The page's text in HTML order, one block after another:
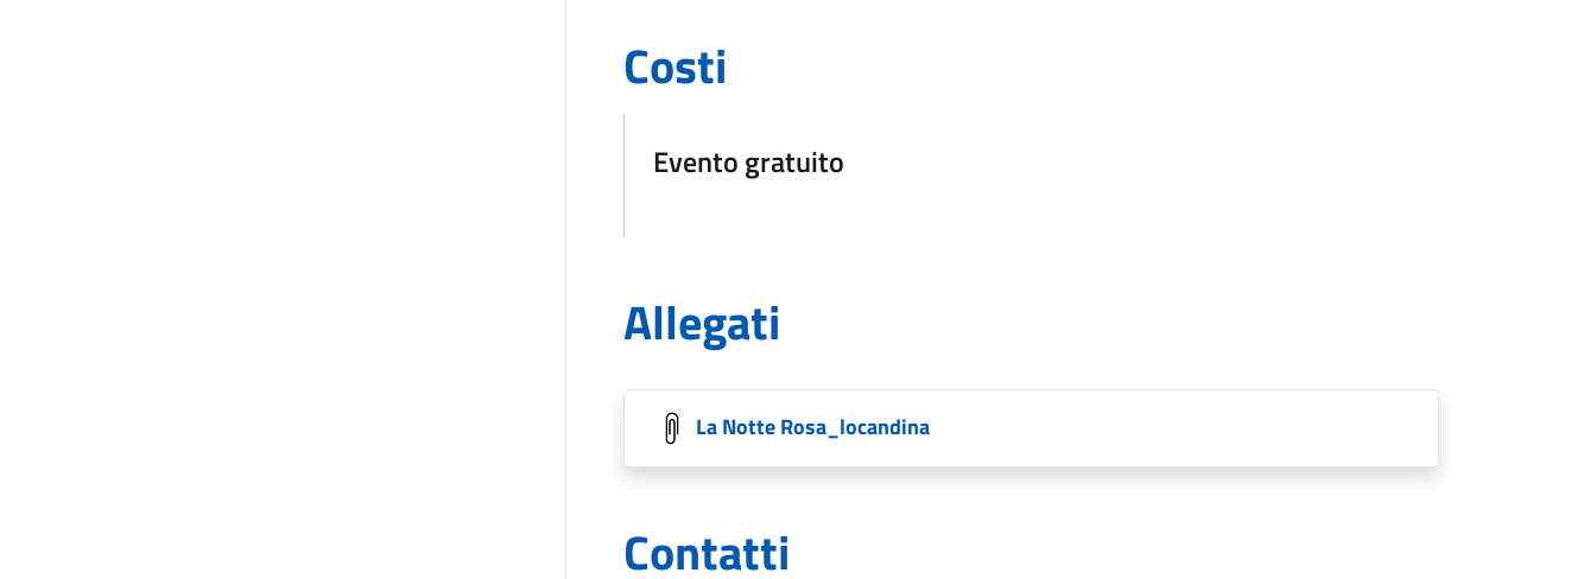
Costi
Evento gratuito
Allegati
La Notte Rosa_locandina
Contatti